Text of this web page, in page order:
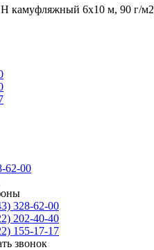
6х10 м, 90 г/м2,
62-00
328-62-00
202-40-40
155-17-17
звонок